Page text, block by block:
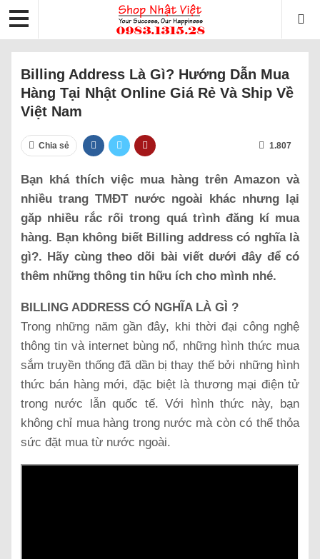
Billing Address Là Gì? Hướng Dẫn Mua
Hàng Tại Nhật Online Giá Rẻ Và Ship Về
Việt Nam
Chia sẻ 1.807
Bạn khá thích việc mua hàng trên Amazon và
nhiều trang TMĐT nước ngoài khác nhưng lại
găp nhiều rắc rối trong quá trình đăng kí mua
hàng. Bạn không biết Billing address có nghĩa là
gì?. Hãy cùng theo dõi bài viết dưới đây để có
thêm những thông tin hữu ích cho mình nhé.
BILLING ADDRESS CÓ NGHĨA LÀ GÌ ?
Trong những năm gần đây, khi thời đại công nghệ
thông tin và internet bùng nổ, những hình thức mua
sắm truyền thống đã dần bị thay thế bởi những hình
thức bán hàng mới, đặc biệt là thương mại điện tử
trong nước lẫn quốc tế. Với hình thức này, bạn
không chỉ mua hàng trong nước mà còn có thể thỏa
sức đặt mua từ nước ngoài.